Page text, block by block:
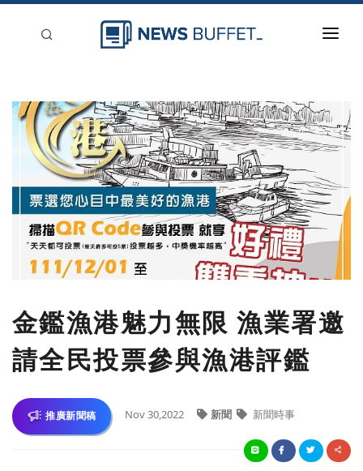
新聞稿分類
登入
刊登
金鑑漁港魅力無限 漁業署邀
請全民投票參與漁港評鑑
推廣新聞稿 Nov 30,2022 新聞 新聞時事